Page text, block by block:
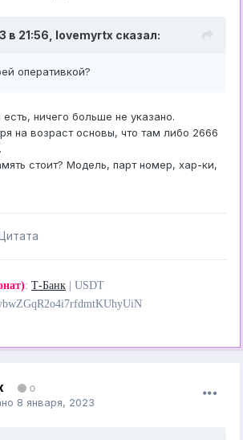
в 21:56, lovemyrtx сказал:
оперативкой?
ничего больше не указано.
на возраст основы, что там либо 2666
стоит? Модель, парт номер, хар-ки,
: Т-Банк | USDT
0
8 января, 2023